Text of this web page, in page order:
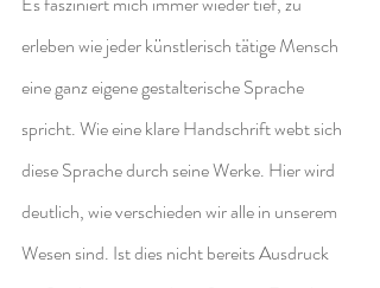
erleben wie jeder künstlerisch tätige Mensch
eine ganz eigene gestalterische Sprache
spricht. Wie eine klare Handschrift webt sich
diese Sprache durch seine Werke. Hier wird
deutlich, wie verschieden wir alle in unserem
Wesen sind. Ist dies nicht bereits Ausdruck